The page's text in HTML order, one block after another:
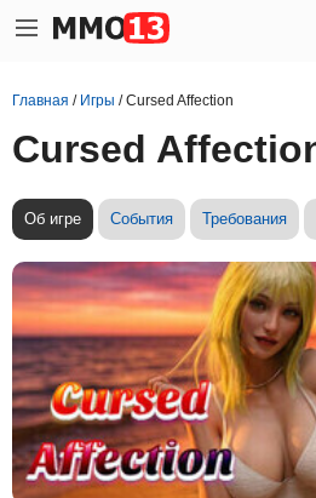
Главная / Игры /Cursed Affection
Cursed
Об игре События Требования